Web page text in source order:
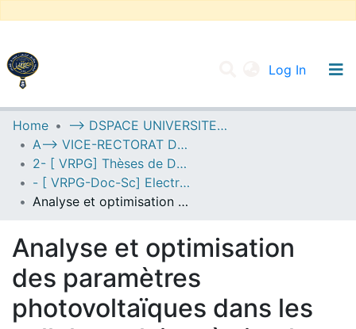
Log In
UNIVERSITY OF D.L SIDI BEL ABBES
Communities & Collections
All of DSpace
Statistics
Home
--> DSPACE UNIVERSITE DJILALLI LIABES DE SIDI BEL ABBES
A--> VICE-RECTORAT DE LA POST-GRADUATION
2- [ VRPG] Thèses de Doctorat en Sciences
- [ VRPG-Doc-Sc] Electronique --- إلكترونيك
Analyse et optimisation des paramètres photovoltaïques dans les cellules solaires à simple jonction, tandem et triple-jonction en technologie couches minces de silicium
Analyse et optimisation
des paramètres
photovoltaïques dans les